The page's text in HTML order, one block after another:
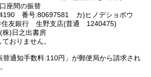
座間の振替
:80697581 カ)ヒノデショボウ
友銀行 生野支店(普通 1240475)
書房
おりません。
通知手数料:110円」が郵便局から請求され